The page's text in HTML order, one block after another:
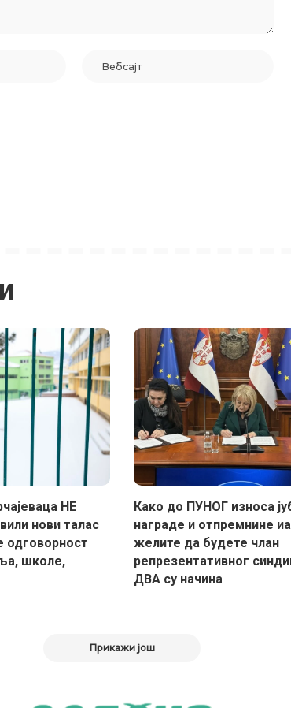
НЕ
нови талас
одговорност
школе,
Како до ПУНОГ износа
награде и отпремнине
желите да будете члан
репрезентативног
ДВА су начина
Прикажи још